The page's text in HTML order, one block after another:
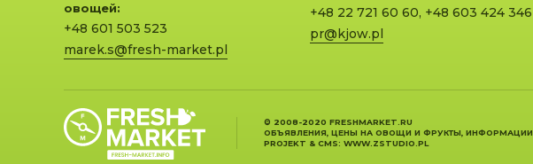
овощей:
+48 601 503 523
marek.s@fresh-market.pl
+48 22 721 60 60, +48 603 424 346
pr@kjow.pl
© 2008-2020 FRESHMARKET.RU
ОБЪЯВЛЕНИЯ, ЦЕНЫ НА ОВОЩИ И ФРУКТЫ, ИНФОРМАЦИИ
PROJEKT & CMS: WWW.ZSTUDIO.PL